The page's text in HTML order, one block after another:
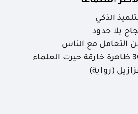
الذكي
بلا حدود
التعامل مع الناس
حيرت العلماء
(رواية)